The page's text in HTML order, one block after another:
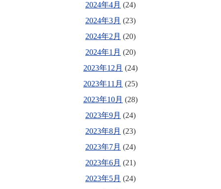
2024年4月 (24)
2024年3月 (23)
2024年2月 (20)
2024年1月 (20)
2023年12月 (24)
2023年11月 (25)
2023年10月 (28)
2023年9月 (24)
2023年8月 (23)
2023年7月 (24)
2023年6月 (21)
2023年5月 (24)